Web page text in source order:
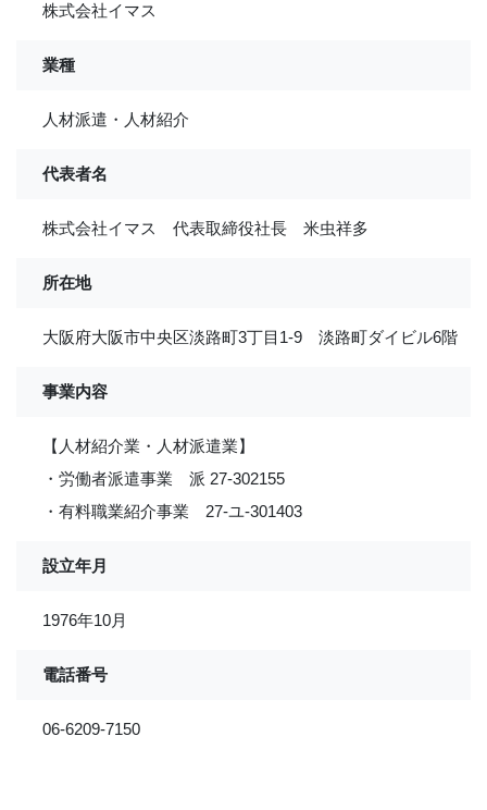
株式会社イマス
業種
人材派遣・人材紹介
代表者名
株式会社イマス 代表取締役社長 米虫祥多
所在地
大阪府大阪市中央区淡路町3丁目1-9 淡路町ダイビル6階
事業内容
【人材紹介業・人材派遣業】
・労働者派遣事業 派 27-302155
・有料職業紹介事業 27-ユ-301403
設立年月
1976年10月
電話番号
06-6209-7150